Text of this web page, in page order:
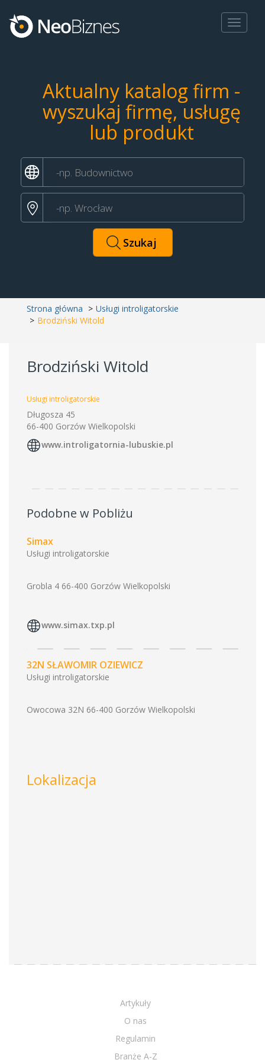
Toggle
Aktualny katalog firm -
wyszukaj firmę, usługę
lub produkt
Strona główna
Usługi introligatorskie
Brodziński Witold
Brodziński Witold
Usługi introligatorskie
Długosza 45
66-400 Gorzów Wielkopolski
www.introligatornia-lubuskie.pl
Podobne w Pobliżu
Simax
Usługi introligatorskie
Grobla 4 66-400 Gorzów Wielkopolski
www.simax.txp.pl
32N SŁAWOMIR OZIEWICZ
Usługi introligatorskie
Owocowa 32N 66-400 Gorzów Wielkopolski
Lokalizacja
Artykuły
O nas
Regulamin
Branże A-Z